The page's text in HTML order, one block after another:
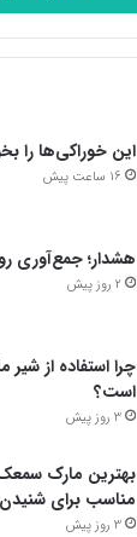
این خوراکی‌ها را
16 ساعت پیش
هشدار؛ جمع‌آوری
2 روز پیش
چرا استفاده از شیر
است؟
3 روز پیش
بهترین مارک
مناسب برای
3 روز پیش